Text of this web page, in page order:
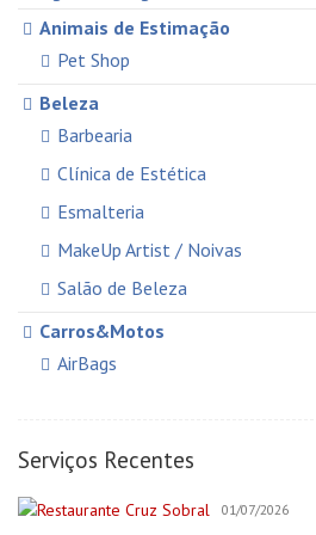
Animais de Estimação
Pet Shop
Beleza
Barbearia
Clínica de Estética
Esmalteria
MakeUp Artist / Noivas
Salão de Beleza
Carros&Motos
AirBags
Pintores
Creche/Jardim Infância
Serviços Recentes
01/07/2026